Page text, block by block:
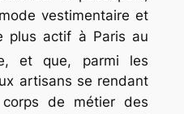
vestimentaire et
plus actif à Paris au
et que, parmi les
artisans se rendant
de métier des